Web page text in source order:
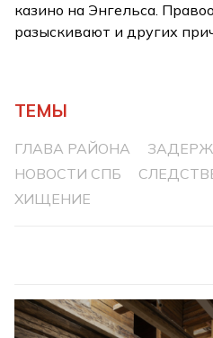
казино на Энгельса.
разыскивают и других
ТЕМЫ
ГЛАВА РАЙОНА
НОВОСТИ СПБ
ХИЩЕНИЕ